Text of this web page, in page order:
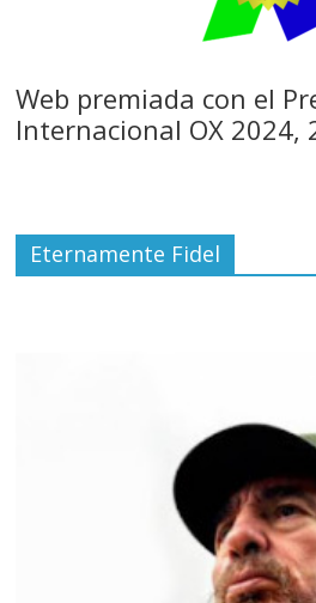
Web premiada con el
Internacional OX 2024,
Eternamente Fidel